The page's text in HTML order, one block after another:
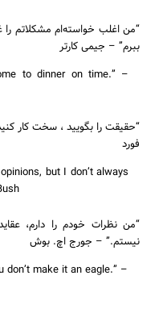
“من اغلب خواسته‌ام مشکلاتم را
ببرم” – جیمی کارتر
to dinner on time.” –
“حقیقت را بگویید ، سخت کار
فورد
but I don’t always
“من نظرات خودم را دارم،
نیستم.” – جورج اچ. بوش
don’t make it an eagle.” –